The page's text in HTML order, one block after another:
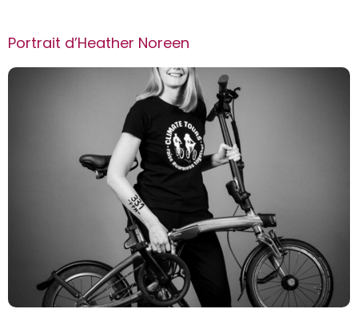
Portrait d’Heather Noreen